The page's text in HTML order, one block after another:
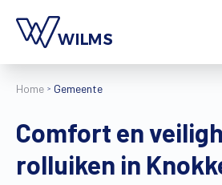
Home
Producten
Home Gemeente
Comfort en
rolluiken in